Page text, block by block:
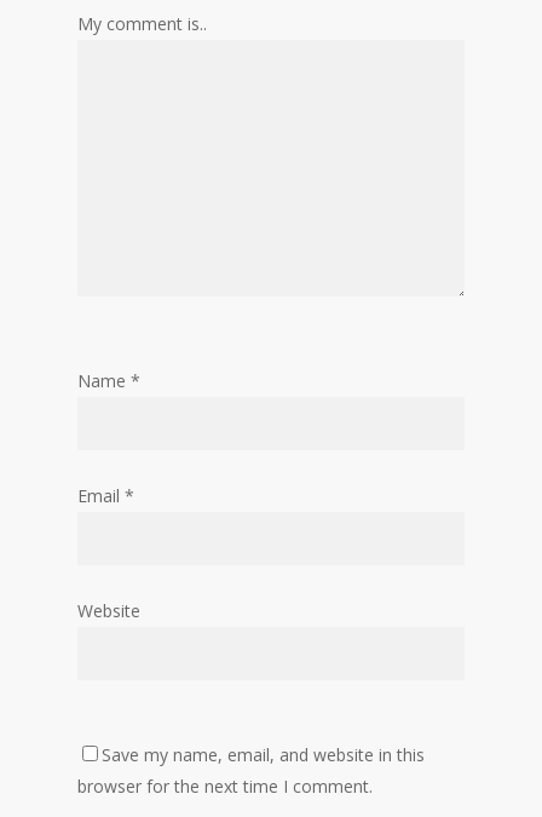
My comment is..
Name *
Email *
Website
Save my name, email, and website in this
browser for the next time I comment.